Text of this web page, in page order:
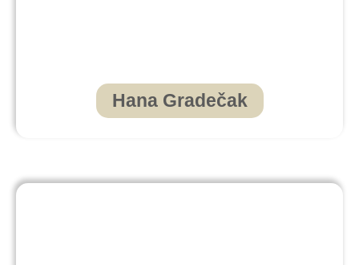
Hana Gradečak